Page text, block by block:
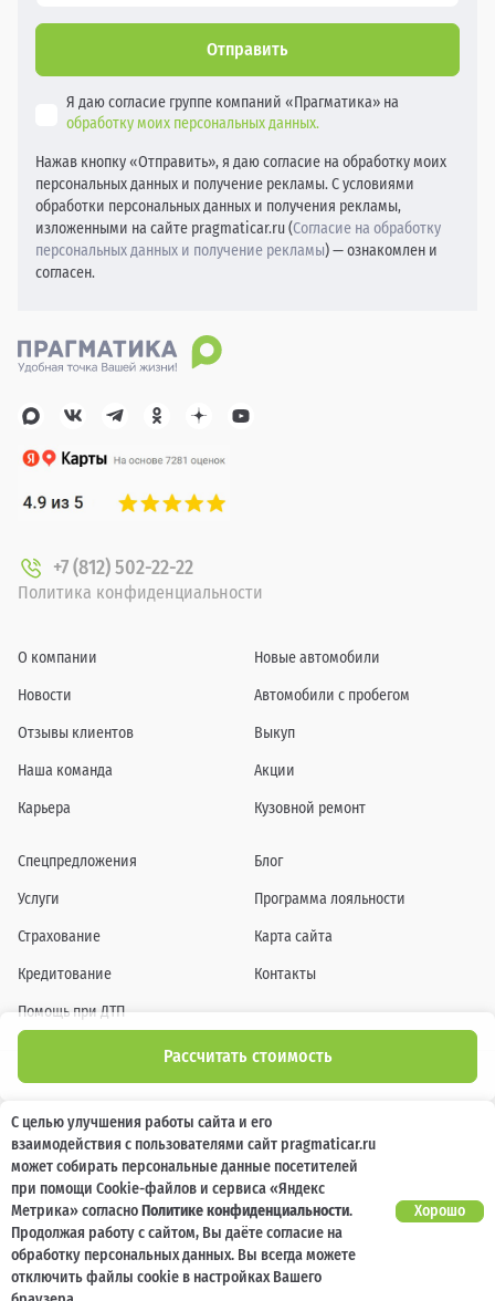
Отправить
Я даю согласие группе компаний «Прагматика» на
обработку моих персональных данных.
Нажав кнопку «Отправить», я даю согласие на обработку моих
персональных данных и получение рекламы. С условиями
обработки персональных данных и получения рекламы,
изложенными на сайте pragmaticar.ru (Согласие на обработку
персональных данных и получение рекламы) — ознакомлен и
согласен.
Рассчитать стоимость
+7 (812) 502-22-22
Политика конфиденциальности
О компании
Новости
Отзывы клиентов
Наша команда
Карьера
Новые автомобили
Автомобили с пробегом
Выкуп
Акции
Кузовной ремонт
Спецпредложения
Услуги
Страхование
Кредитование
Помощь при ДТП
Блог
Программа лояльности
Карта сайта
Контакты
Информация о технических характеристиках, составе комплектаций, цветовой
гамме и стоимости автомобилей, а также действующих акциях, сроках и условиях
их проведения, указанных на сайте www.pragmaticar.ru, носит информационный
характер и ни при каких условиях не является публичной офертой,
определяемой положениями пунктом 2 статьи 437 Гражданского кодекса
Российской Федерации. Для получения подробной информации обращайтесь к
специалистам нашей компании.
© ПРАГМАТИКА, 2026
С целью улучшения работы сайта и его
взаимодействия с пользователями сайт pragmaticar.ru
может собирать персональные данные посетителей
при помощи Cookie-файлов и сервиса «Яндекс
Метрика» согласноПолитике конфиденциальности.
Продолжая работу с сайтом, Вы даёте согласие на
обработку персональных данных. Вы всегда можете
отключить файлы cookie в настройках Вашего
Хорошо